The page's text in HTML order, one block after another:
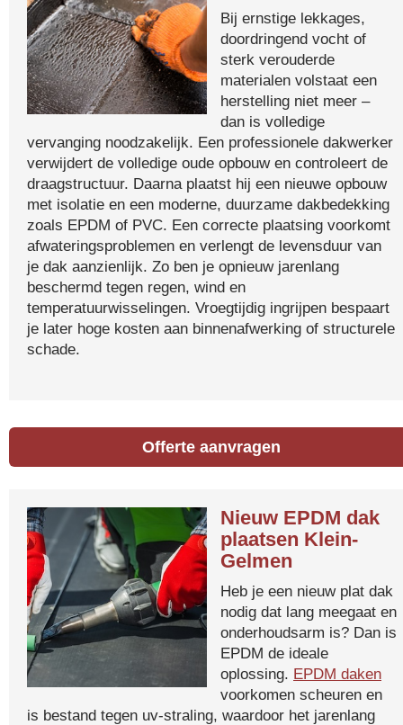
Bij ernstige lekkages,
doordringend vocht of
sterk verouderde
materialen volstaat een
herstelling niet meer –
dan is volledige
vervanging noodzakelijk. Een professionele dakwerker
verwijdert de volledige oude opbouw en controleert de
draagstructuur. Daarna plaatst hij een nieuwe opbouw
met isolatie en een moderne, duurzame dakbedekking
zoals EPDM of PVC. Een correcte plaatsing voorkomt
afwateringsproblemen en verlengt de levensduur van
je dak aanzienlijk. Zo ben je opnieuw jarenlang
beschermd tegen regen, wind en
temperatuurwisselingen. Vroegtijdig ingrijpen bespaart
je later hoge kosten aan binnenafwerking of structurele
schade.
Offerte aanvragen
Nieuw EPDM dak
plaatsen Klein-
Gelmen
Heb je een nieuw plat dak
nodig dat lang meegaat en
onderhoudsarm is? Dan is
EPDM de ideale
oplossing. EPDM daken
voorkomen scheuren en
is bestand tegen uv-straling, waardoor het jarenlang